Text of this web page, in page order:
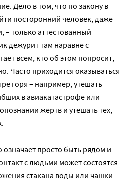
Дело в том, что по закону в
посторонний человек, даже
– только аттестованный
дежурит там наравне с
всем, кто об этом попросит,
Часто приходится оказываться
горя – например, утешать
в авиакатастрофе или
жертв и утешать тех,
означает просто быть рядом и
с людьми может состоятся
стакана воды или чашки